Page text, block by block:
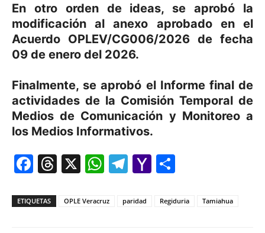
En otro orden de ideas, se aprobó la
modificación al anexo aprobado en el
Acuerdo OPLEV/CG006/2026 de fecha
09 de enero del 2026.
Finalmente, se aprobó el Informe final de
actividades de la Comisión Temporal de
Medios de Comunicación y Monitoreo a
los Medios Informativos.
Facebook
Threads
X WhatsApp
Telegram
Yahoo
ETIQUETAS OPLE Veracruz paridad Regiduria Tamiahua